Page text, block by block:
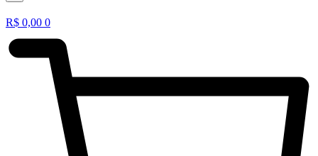
R$ 0,00 0